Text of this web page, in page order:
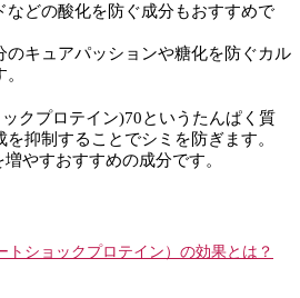
などの酸化を防ぐ成分もおすすめで
のキュアパッションや糖化を防ぐカル
クプロテイン)70というたんぱく質
抑制することでシミを防ぎます。
やすおすすめの成分です。
トショックプロテイン）の効果とは？